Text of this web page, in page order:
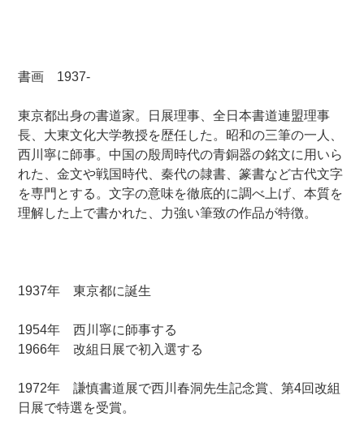
書画 1937‐
東京都出身の書道家。日展理事、全日本書道連盟理事
長、大東文化大学教授を歴任した。昭和の三筆の一人、
西川寧に師事。中国の殷周時代の青銅器の銘文に用いら
れた、金文や戦国時代、秦代の隷書、篆書など古代文字
を専門とする。文字の意味を徹底的に調べ上げ、本質を
理解した上で書かれた、力強い筆致の作品が特徴。
1937年 東京都に誕生
1954年 西川寧に師事する
1966年 改組日展で初入選する
1972年 謙慎書道展で西川春洞先生記念賞、第4回改組
日展で特選を受賞。